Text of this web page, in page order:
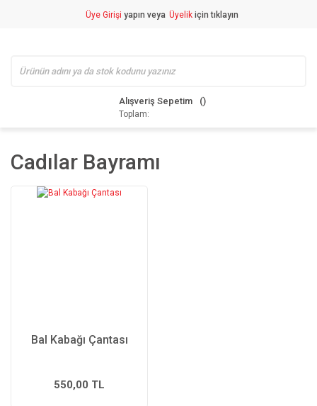
Üye Girişi yapın veya Üyelik için tıklayın
Alışveriş Sepetim
Toplam:
Cadılar Bayramı
Bal Kabağı Çantası
550,00 TL